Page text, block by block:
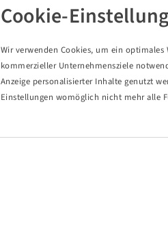
Cookie-
Wir verwenden Cookies, um ein
kommerzieller Unternehmensziele
Anzeige personalisierter Inhalte genutzt
Einstellungen womöglich nicht mehr alle
Eventuell